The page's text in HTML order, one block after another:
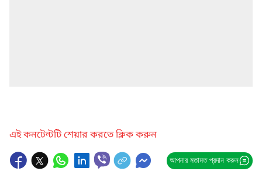
এই কনটেন্টটি শেয়ার করতে ক্লিক করুন
আপনার মতামত প্রদান করুন